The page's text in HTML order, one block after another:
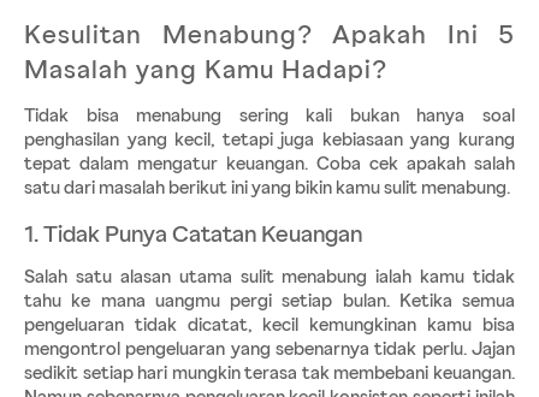
Kesulitan Menabung? Apakah Ini 5
Masalah yang Kamu Hadapi?
Tidak bisa menabung sering kali bukan hanya soal
penghasilan yang kecil, tetapi juga kebiasaan yang kurang
tepat dalam mengatur keuangan. Coba cek apakah salah
satu dari masalah berikut ini yang bikin kamu sulit menabung.
1. Tidak Punya Catatan Keuangan
Salah satu alasan utama sulit menabung ialah kamu tidak
tahu ke mana uangmu pergi setiap bulan. Ketika semua
pengeluaran tidak dicatat, kecil kemungkinan kamu bisa
mengontrol pengeluaran yang sebenarnya tidak perlu. Jajan
sedikit setiap hari mungkin terasa tak membebani keuangan.